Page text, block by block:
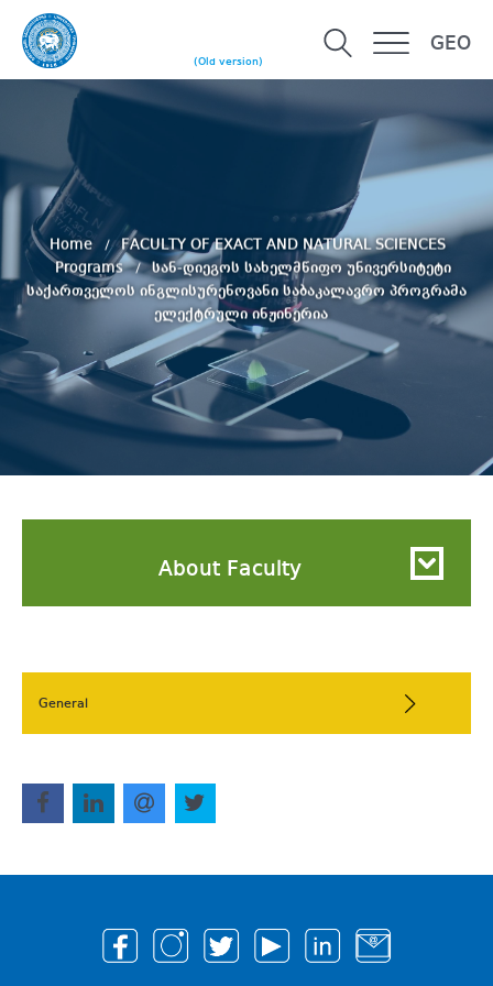
(Old version)
GEO
Home
FACULTY OF EXACT AND NATURAL SCIENCES
Programs
სან-დიეგოს სახელმწიფო უნივერსიტეტი
საქართველოს ინგლისურენოვანი საბაკალავრო პროგრამა
ელექტრული ინჟინერია
About Faculty
General